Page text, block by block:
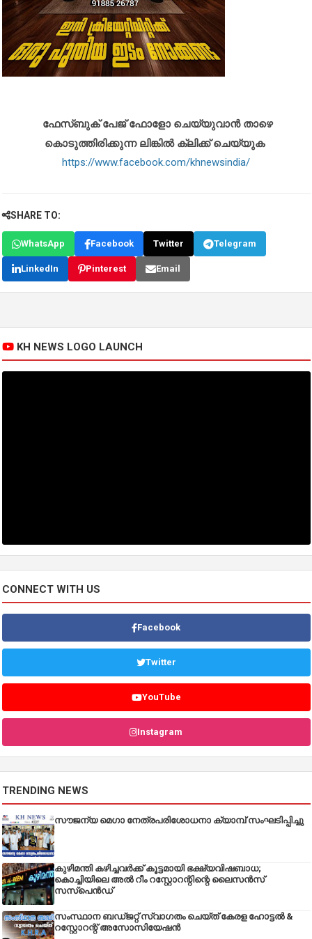
ഫേസ്ബുക് പേജ് ഫോളോ ചെയ്യുവാൻ താഴെ
കൊടുത്തിരിക്കുന്ന ലിങ്കിൽ ക്ലിക്ക് ചെയ്യുക
https://www.facebook.com/khnewsindia/
SHARE TO:
WhatsApp Facebook Twitter Telegram
LinkedIn Pinterest Email
KH NEWS LOGO LAUNCH
CONNECT WITH US
Facebook
Twitter
YouTube
Instagram
TRENDING NEWS
സൗജന്യ മെഗാ നേത്രപരിശോധനാ ക്യാമ്പ് സംഘടിപ്പിച്ചു
കുഴിമന്തി കഴിച്ചവർക്ക് കൂട്ടമായി ഭക്ഷ്യവിഷബാധ;
കൊച്ചിയിലെ അൽ റീം റസ്റ്റോറന്റിന്റെ ലൈസൻസ്
സസ്പെൻഡ്
സംസ്ഥാന ബഡ്‌ജറ്റ് സ്വാഗതം ചെയ്ത് കേരള ഹോട്ടൽ &
റസ്റ്റോറന്റ് അസോസിയേഷൻ